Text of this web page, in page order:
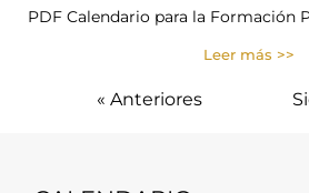
PDF Calendario para la Formación
Leer más >>
« Anteriores